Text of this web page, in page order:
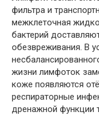
фильтра и
межклеточная
бактерий
обезвреживания. В
жизни лимфоток
коже появляются
респираторные
дренажной функции